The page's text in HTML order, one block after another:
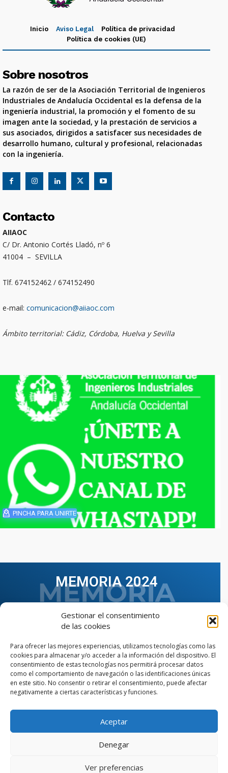
Gestionar el consentimiento
de las cookies
Para ofrecer las mejores experiencias, utilizamos tecnologías como las
cookies para almacenar y/o acceder a la información del dispositivo. El
consentimiento de estas tecnologías nos permitirá procesar datos
como el comportamiento de navegación o las identificaciones únicas
en este sitio. No consentir o retirar el consentimiento, puede afectar
negativamente a ciertas características y funciones.
Aceptar
Denegar
Ver preferencias
Inicio Aviso Legal
Política de privacidad
Política de cookies (UE)
Sobre nosotros
La razón de ser de la Asociación Territorial de Ingenieros
Industriales de Andalucía Occidental es la defensa de la
ingeniería industrial, la promoción y el fomento de su
imagen ante la sociedad, y la prestación de servicios a
sus asociados, dirigidos a satisfacer sus necesidades de
desarrollo humano, cultural y profesional, relacionadas
con la ingeniería.
Contacto
AIIAOC
C/ Dr. Antonio Cortés Lladó, nº 6
41004 – SEVILLA
Tlf. 674152462 / 674152490
e-mail: comunicacion@aiiaoc.com
Ámbito territorial: Cádiz, Córdoba, Huelva y Sevilla
PINCHA PARA UNIRTE
MEMORIA 2024
VER TODAS LAS MEMORIAS
© Copyright © 2023 AIIAOC - Asociación Territorial de